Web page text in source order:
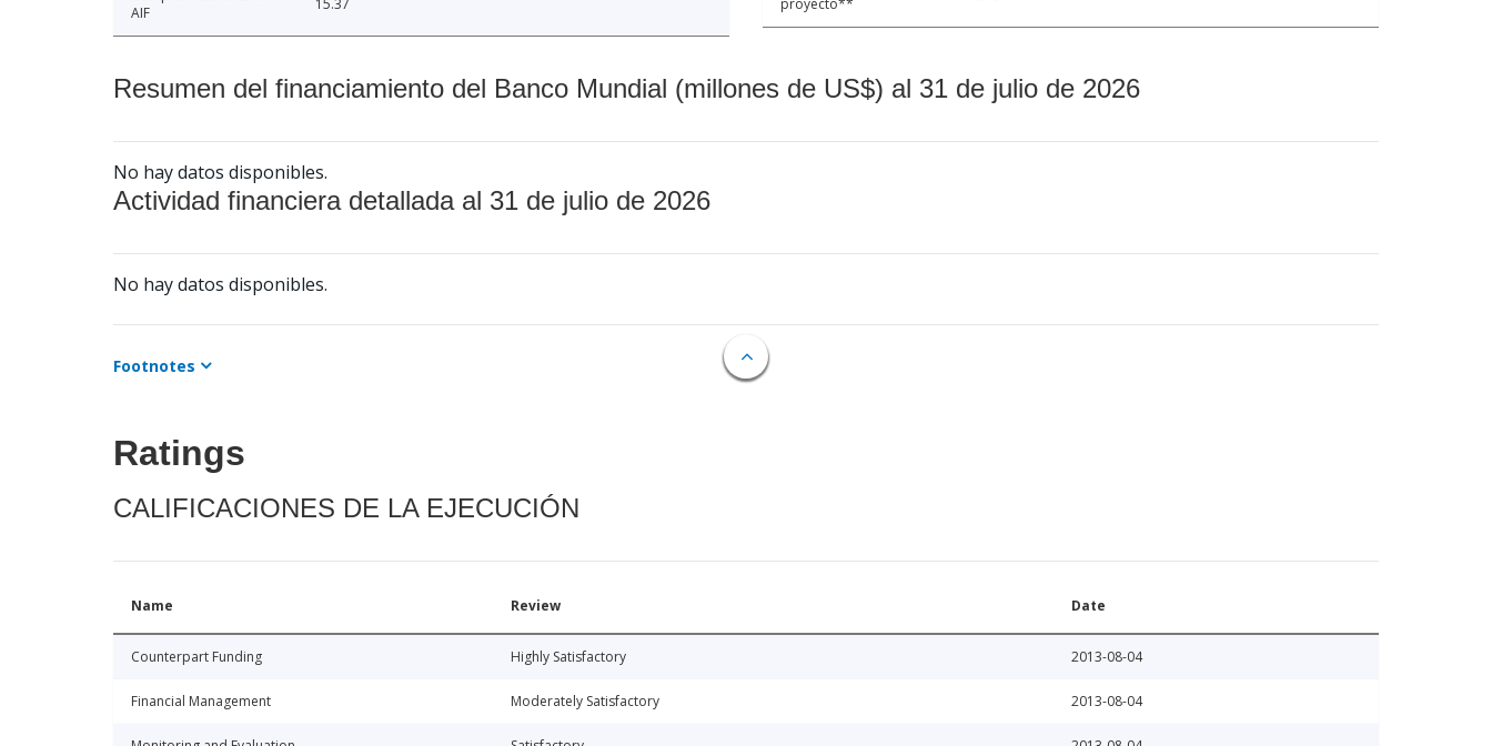
AIF
15.37
proyecto**
Resumen del financiamiento del Banco Mundial (millones de US$) al 31 de julio de 2026
No hay datos disponibles.
Actividad financiera detallada al 31 de julio de 2026
No hay datos disponibles.
Footnotes
Ratings
CALIFICACIONES DE LA EJECUCIÓN
Name Review Date
Counterpart Funding Highly Satisfactory 2013-08-04
Financial Management Moderately Satisfactory 2013-08-04